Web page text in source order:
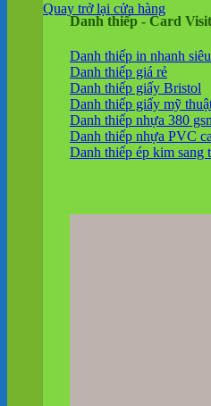
Quay trở lại cửa hàng
Danh thiếp - Card Visit
Danh thiếp in nhanh
Danh thiếp giá rẻ
Danh thiếp giấy Bristol
Danh thiếp giấy mỹ
Danh thiếp nhựa 380
Danh thiếp nhựa PVC
Danh thiếp ép kim sang